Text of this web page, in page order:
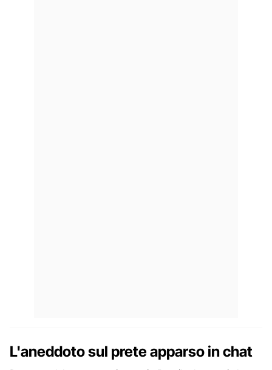
L'aneddoto sul prete apparso in chat